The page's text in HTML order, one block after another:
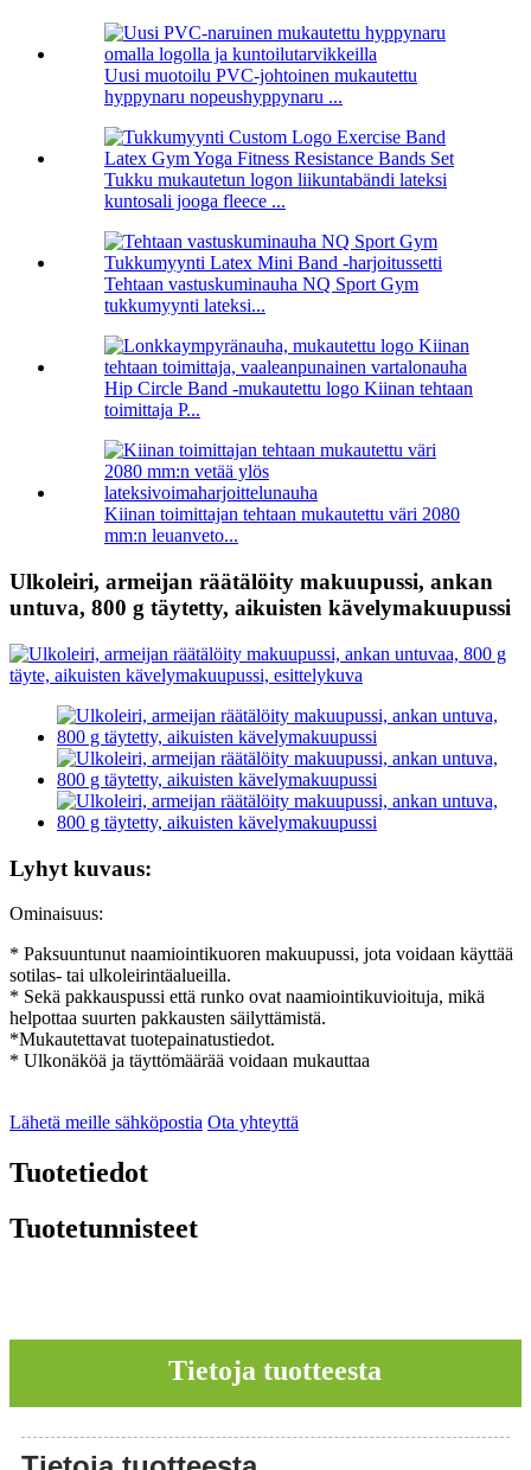
Uusi muotoilu PVC-johtoinen mukautettu
hyppynaru nopeushyppynaru ...
Tukku mukautetun logon liikuntabändi lateksi
kuntosali jooga fleece ...
Tehtaan vastuskuminauha NQ Sport Gym
tukkumyynti lateksi...
Hip Circle Band -mukautettu logo Kiinan tehtaan
toimittaja P...
Kiinan toimittajan tehtaan mukautettu väri 2080
mm:n leuanveto...
Ulkoleiri, armeijan räätälöity makuupussi, ankan
untuva, 800 g täytetty, aikuisten kävelymakuupussi
Lyhyt kuvaus:
Ominaisuus:
* Paksuuntunut naamiointikuoren makuupussi, jota voidaan käyttää
sotilas- tai ulkoleirintäalueilla.
* Sekä pakkauspussi että runko ovat naamiointikuvioituja, mikä
helpottaa suurten pakkausten säilyttämistä.
*Mukautettavat tuotepainatustiedot.
* Ulkonäköä ja täyttömäärää voidaan mukauttaa
Lähetä meille sähköpostia Ota yhteyttä
Tuotetiedot
Tuotetunnisteet
Tietoja tuotteesta